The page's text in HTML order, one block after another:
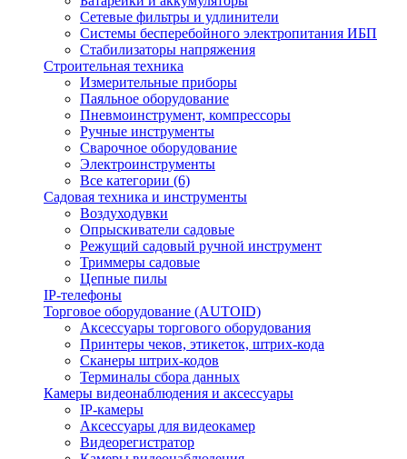
Сетевые фильтры и удлинители
Системы бесперебойного электропитания ИБП
Стабилизаторы напряжения
Строительная техника
Измерительные приборы
Паяльное оборудование
Пневмоинструмент, компрессоры
Ручные инструменты
Сварочное оборудование
Электроинструменты
Все категории (6)
Садовая техника и инструменты
Воздуходувки
Опрыскиватели садовые
Режущий садовый ручной инструмент
Триммеры садовые
Цепные пилы
IP-телефоны
Торговое оборудование (AUTOID)
Аксессуары торгового оборудования
Принтеры чеков, этикеток, штрих-кода
Сканеры штрих-кодов
Терминалы сбора данных
Камеры видеонаблюдения и аксессуары
IP-камеры
Аксессуары для видеокамер
Видеорегистратор